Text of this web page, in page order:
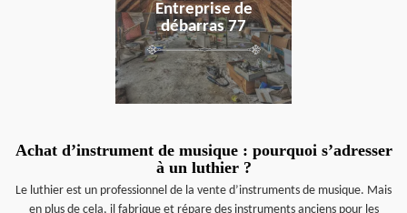
Entreprise de
débarras 77
Achat d’instrument de musique : pourquoi s’adresser
à un luthier ?
Le luthier est un professionnel de la vente d’instruments de musique. Mais
en plus de cela, il fabrique et répare des instruments anciens pour les